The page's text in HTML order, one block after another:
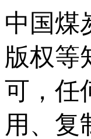
中国煤
版权等
可，任
用、复